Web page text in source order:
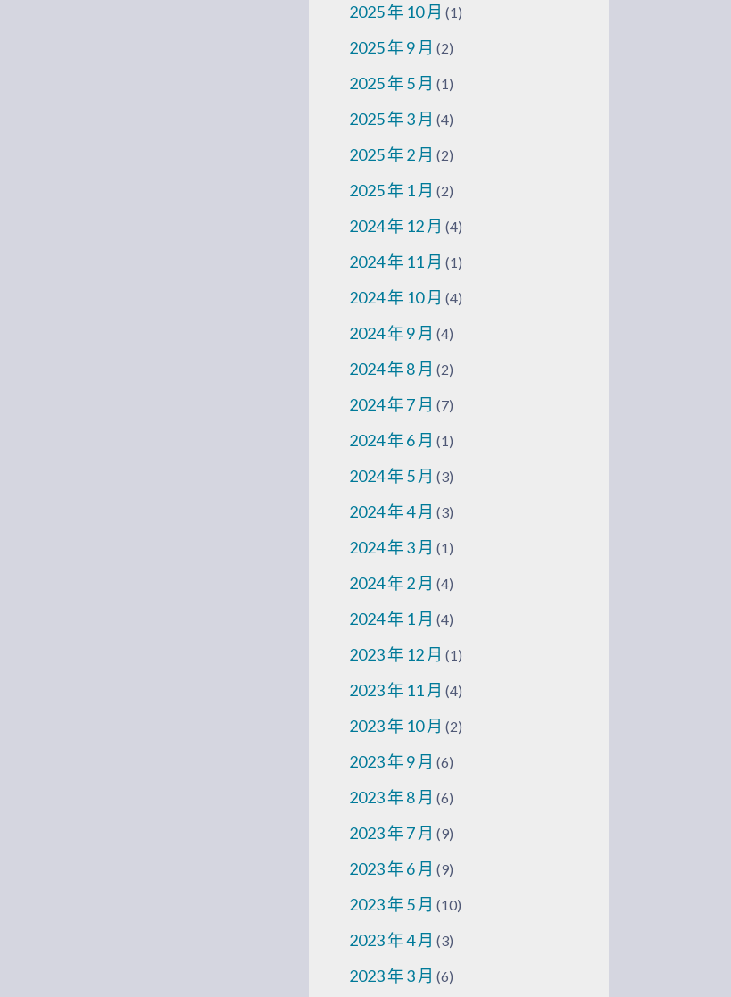
2025 年 10 月 (1)
2025 年 9 月 (2)
2025 年 5 月 (1)
2025 年 3 月 (4)
2025 年 2 月 (2)
2025 年 1 月 (2)
2024 年 12 月 (4)
2024 年 11 月 (1)
2024 年 10 月 (4)
2024 年 9 月 (4)
2024 年 8 月 (2)
2024 年 7 月 (7)
2024 年 6 月 (1)
2024 年 5 月 (3)
2024 年 4 月 (3)
2024 年 3 月 (1)
2024 年 2 月 (4)
2024 年 1 月 (4)
2023 年 12 月 (1)
2023 年 11 月 (4)
2023 年 10 月 (2)
2023 年 9 月 (6)
2023 年 8 月 (6)
2023 年 7 月 (9)
2023 年 6 月 (9)
2023 年 5 月 (10)
2023 年 4 月 (3)
2023 年 3 月 (6)